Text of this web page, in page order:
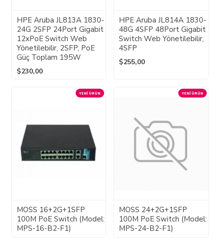
HPE Aruba JL813A 1830-
24G 2SFP 24Port Gigabit
12xPoE Switch Web
Yönetilebilir, 2SFP, PoE
Güç Toplam 195W
$230,00
HPE Aruba JL814A 1830-
48G 4SFP 48Port Gigabit
Switch Web Yönetilebilir,
4SFP
$255,00
YENI ÜRÜN
MOSS 16+2G+1SFP
100M PoE Switch (Model:
MPS-16-B2-F1)
YENI ÜRÜN
MOSS 24+2G+1SFP
100M PoE Switch (Model:
MPS-24-B2-F1)